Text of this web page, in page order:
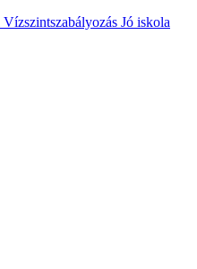
Vízszintszabályozás Jó iskola